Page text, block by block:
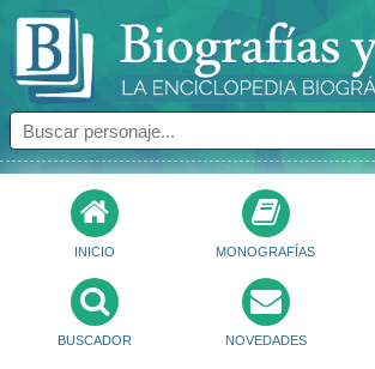
INICIO MONOGRAFÍAS
BUSCADOR NOVEDADES